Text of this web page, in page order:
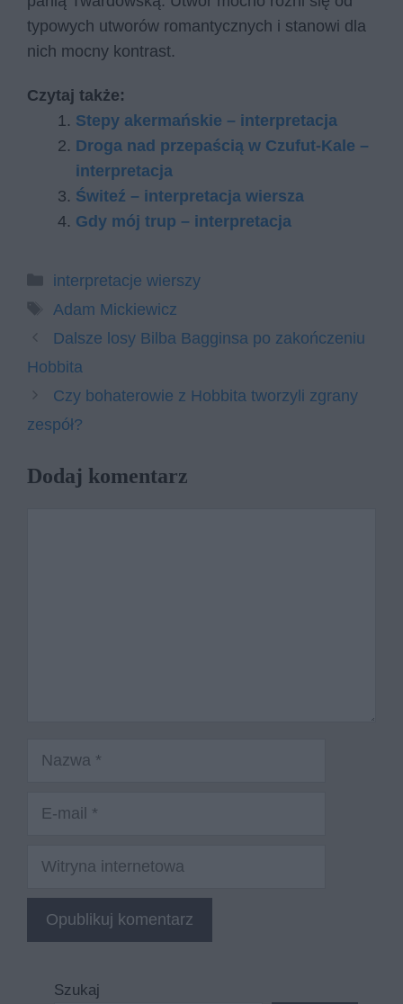
typowych utworów romantycznych i stanowi dla
nich mocny kontrast.
Czytaj także:
Stepy akermańskie – interpretacja
Droga nad przepaścią w Czufut-Kale –
interpretacja
Świteź – interpretacja wiersza
Gdy mój trup – interpretacja
Kategorie
interpretacje wierszy
Tagi
Adam Mickiewicz
Dalsze losy Bilba Bagginsa po zakończeniu
Hobbita
Czy bohaterowie z Hobbita tworzyli zgrany
zespół?
Dodaj komentarz
Nazwa
Witryna
Szukaj